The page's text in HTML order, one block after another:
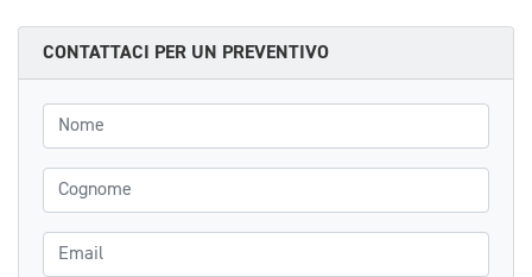
CONTATTACI PER UN PREVENTIVO
Nome
Cognome
Email